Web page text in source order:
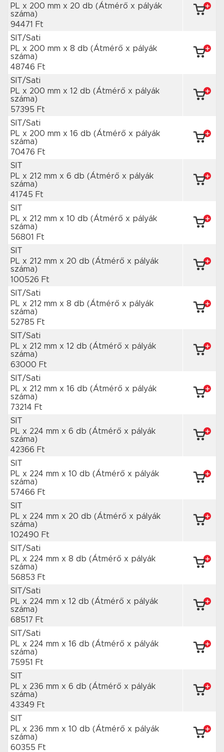
PL x 200 mm x 20 db (Átmérő x pályák
száma)
94471 Ft
SIT/Sati
PL x 200 mm x 8 db (Átmérő x pályák
száma)
48746 Ft
SIT/Sati
PL x 200 mm x 12 db (Átmérő x pályák
száma)
57395 Ft
SIT/Sati
PL x 200 mm x 16 db (Átmérő x pályák
száma)
70476 Ft
SIT
PL x 212 mm x 6 db (Átmérő x pályák
száma)
41745 Ft
SIT
PL x 212 mm x 10 db (Átmérő x pályák
száma)
56801 Ft
SIT
PL x 212 mm x 20 db (Átmérő x pályák
száma)
100526 Ft
SIT/Sati
PL x 212 mm x 8 db (Átmérő x pályák
száma)
52785 Ft
SIT/Sati
PL x 212 mm x 12 db (Átmérő x pályák
száma)
63000 Ft
SIT/Sati
PL x 212 mm x 16 db (Átmérő x pályák
száma)
73214 Ft
SIT
PL x 224 mm x 6 db (Átmérő x pályák
száma)
42366 Ft
SIT
PL x 224 mm x 10 db (Átmérő x pályák
száma)
57466 Ft
SIT
PL x 224 mm x 20 db (Átmérő x pályák
száma)
102490 Ft
SIT/Sati
PL x 224 mm x 8 db (Átmérő x pályák
száma)
56853 Ft
SIT/Sati
PL x 224 mm x 12 db (Átmérő x pályák
száma)
68517 Ft
SIT/Sati
PL x 224 mm x 16 db (Átmérő x pályák
száma)
75951 Ft
SIT
PL x 236 mm x 6 db (Átmérő x pályák
száma)
43349 Ft
SIT
PL x 236 mm x 10 db (Átmérő x pályák
száma)
60355 Ft